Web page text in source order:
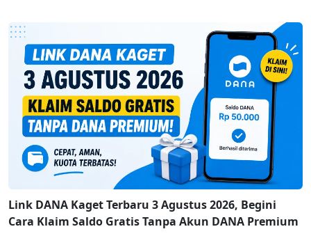
Link DANA Kaget Terbaru 3 Agustus 2026, Begini
Cara Klaim Saldo Gratis Tanpa Akun DANA Premium